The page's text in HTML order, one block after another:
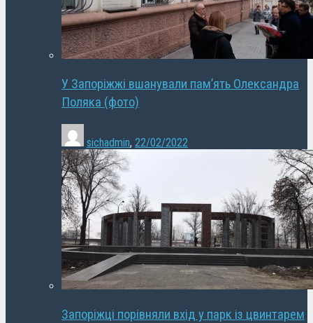
У Запоріжжі вшанували пам’ять Олександра
Поляка (фото)
sichadmin, 22/02/2022
Запоріжці порівняли вхід у парк із цвинтарем